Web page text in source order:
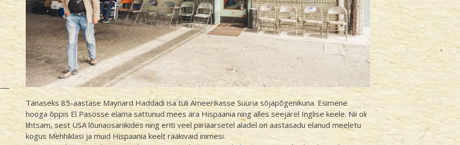
Tänaseks 85-aastase Maynard Haddadi isa tuli Ameerikasse Süüria sõjapõgenikuna. Esimene
hooga õppis El Pasosse elama sattunud mees ära Hispaania ning alles seejärel Inglise keele. Nii oli
lihtsam, sest USA lõunaosariikides ning eriti veel piiriäärsetel aladel on aastasadu elanud meeletu
kogus Mehhiklasi ja muid Hispaania keelt rääkivaid inimesi.